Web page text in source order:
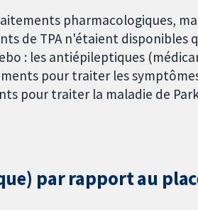
pharmacologiques,
de TPA n'étaient disponibles
: les antiépileptiques
pour traiter les
pour traiter la maladie de
par rapport au